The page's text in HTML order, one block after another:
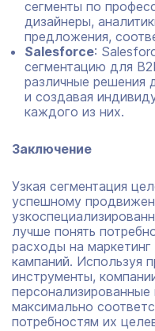
сегменты по
дизайнеры,
предложения,
Salesforce:
сегментацию для
различные решения
и создавая
каждого из них.
Заключение
Узкая сегментация
успешному
лучше понять
расходы на
кампаний. Используя
инструменты,
максимально
потребностям их